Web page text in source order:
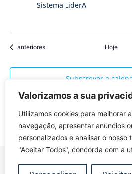
Valorizamos a sua
Utilizamos cookies para melhorar
navegação, apresentar anúncios
personalizados e analisar o nosso
"Aceitar Todos", concorda com a
Sistema LiderA
Eventos
anteriores Hoje
Subscrever o